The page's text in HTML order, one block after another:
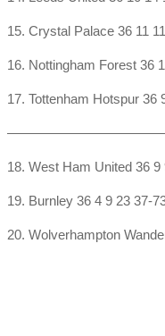
15. Crystal Palace 36 11
16. Nottingham Forest 36
17. Tottenham Hotspur 36
18. West Ham United 36 9
19. Burnley 36 4 9 23 37-
20. Wolverhampton